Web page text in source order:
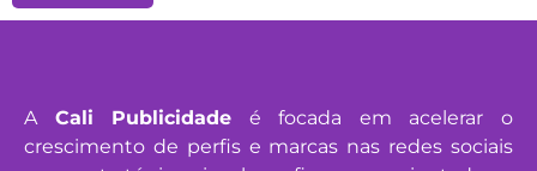
A Cali Publicidade é focada em acelerar o
crescimento de perfis e marcas nas redes sociais